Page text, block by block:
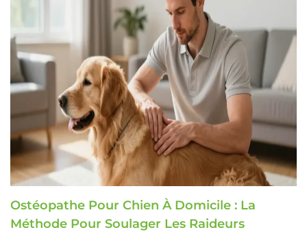
Ostéopathe Pour Chien À Domicile : La
Méthode Pour Soulager Les Raideurs